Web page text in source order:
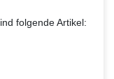
folgende Artikel: